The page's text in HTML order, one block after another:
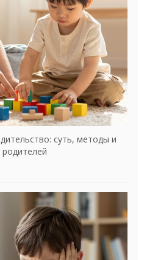
суть, методы и